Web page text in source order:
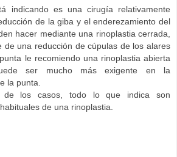
indicando es una cirugía relativamente
de la giba y el enderezamiento del
hacer mediante una rinoplastia cerrada,
de una reducción de cúpulas de los alares
le recomiendo una rinoplastia abierta
ser mucho más exigente en la
la punta.
de los casos, todo lo que indica son
de una rinoplastia.